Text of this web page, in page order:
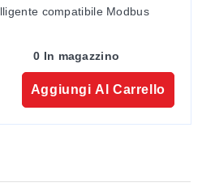
compatibile Modbus
0 In magazzino
Aggiungi Al Carrello